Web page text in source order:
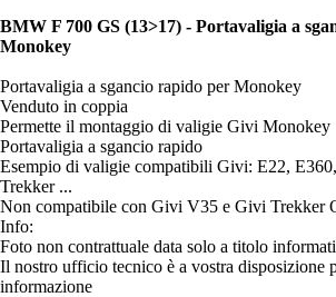
BMW F 700 GS (13>17) - Portavaligia a
Monokey
Portavaligia a sgancio rapido per Monokey
Venduto in coppia
Permette il montaggio di valigie Givi Monokey
Portavaligia a sgancio rapido
Esempio di valigie compatibili Givi: E22,
Trekker ...
Non compatibile con Givi V35 e Givi Trekker
Info:
Foto non contrattuale data solo a titolo
Il nostro ufficio tecnico è a vostra disposizione
informazione